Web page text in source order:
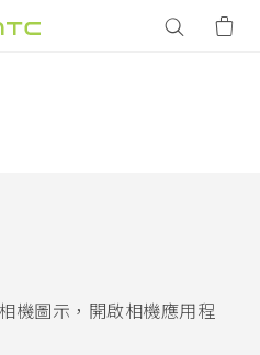
機圖示，開啟相機應用程